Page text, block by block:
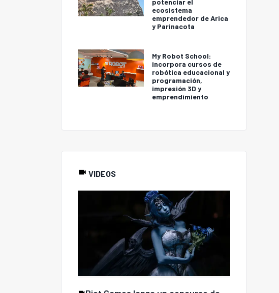
ecosistema
emprendedor de Arica
y Parinacota
My Robot School:
incorpora cursos de
robótica educacional y
programación,
impresión 3D y
emprendimiento
VIDEOS